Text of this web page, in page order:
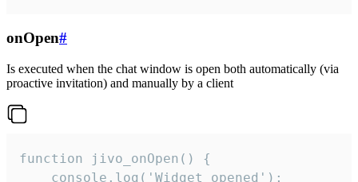
onOpen#
Is executed when the chat window is open both automatically (via
proactive invitation) and manually by a client
function jivo_onOpen() {
    console.log('Widget opened');